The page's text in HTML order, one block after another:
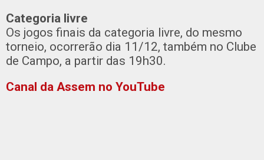
Categoria livre
Os jogos finais da categoria livre, do mesmo
torneio, ocorrerão dia 11/12, também no Clube
de Campo, a partir das 19h30.
Canal da Assem no YouTube